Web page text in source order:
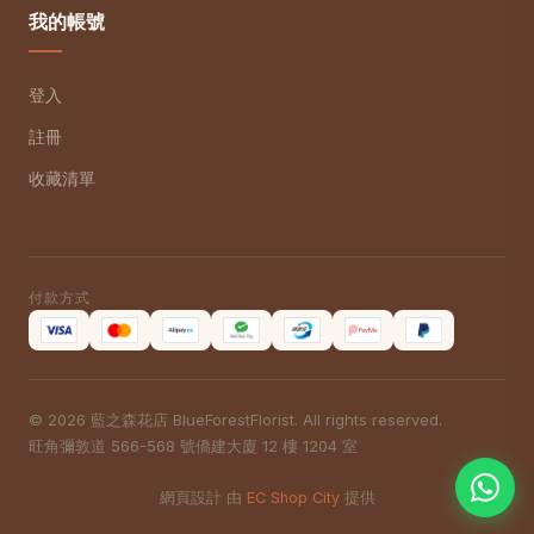
我的帳號
登入
註冊
收藏清單
付款方式
© 2026 藍之森花店 BlueForestFlorist. All rights reserved.
旺角彌敦道 566-568 號僑建大廈 12 樓 1204 室
網頁設計 由 EC Shop City提供